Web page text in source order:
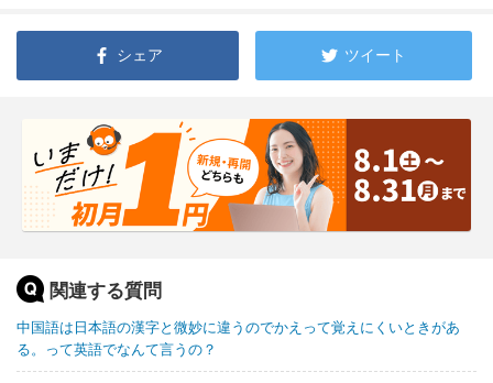
シェア ツイート
関連する質問
中国語は日本語の漢字と微妙に違うのでかえって覚えにくいときがあ
る。って英語でなんて言うの？